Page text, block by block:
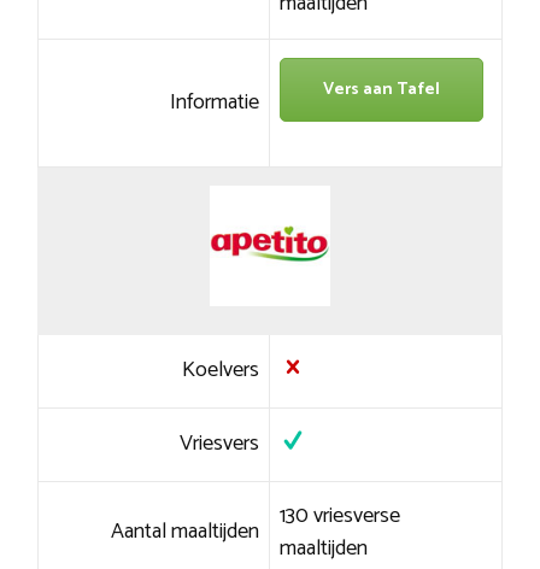
Informatie Vers aan Tafel
Koelvers
Vriesvers
Aantal maaltijden 130 vriesverse
maaltijden